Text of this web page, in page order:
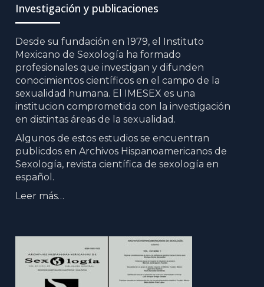
Investigación y publicaciones
Desde su fundación en 1979, el Instituto
Mexicano de Sexología ha formado
profesionales que investigan y difunden
conocimientos científicos en el campo de la
sexualidad humana. El IMESEX es una
institucion comprometida con la investigación
en distintas áreas de la sexualidad.
Algunos de estos estudios se encuentran
publicdos en Archivos Hispanoamericanos de
Sexología, revista científica de sexología en
español.
Leer más…